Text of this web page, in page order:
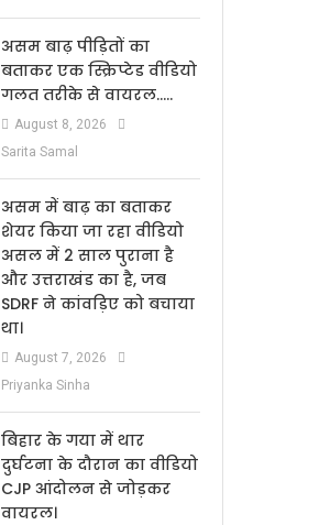
असम बाढ़ पीड़ितों का
बताकर एक स्क्रिप्टेड वीडियो
गलत तरीके से वायरल…..
August 8, 2026
Sarita Samal
असम में बाढ़ का बताकर
शेयर किया जा रहा वीडियो
असल में 2 साल पुराना है
और उत्तराखंड का है, जब
SDRF ने कांवड़िए को बचाया
था।
August 7, 2026
Priyanka Sinha
बिहार के गया में थार
दुर्घटना के दौरान का वीडियो
CJP आंदोलन से जोड़कर
वायरल।